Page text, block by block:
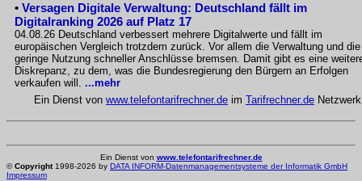
• Versagen Digitale Verwaltung: Deutschland fällt im
Digitalranking 2026 auf Platz 17
04.08.26 Deutschland verbessert mehrere Digitalwerte und fällt im
europäischen Vergleich trotzdem zurück. Vor allem die Verwaltung und die
geringe Nutzung schneller Anschlüsse bremsen. Damit gibt es eine
Diskrepanz, zu dem, was die Bundesregierung den Bürgern an Erfolgen
verkaufen will. ...mehr
Ein Dienst von www.telefontarifrechner.de im Tarifrechner.de Netzwerk
Ein Dienst von www.telefontarifrechner.de
©Copyright1998-2026 by DATA INFORM-Datenmanagementsysteme der Informatik GmbH
Impressum